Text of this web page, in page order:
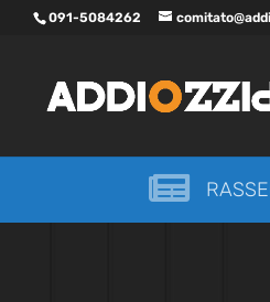
091-5084262
